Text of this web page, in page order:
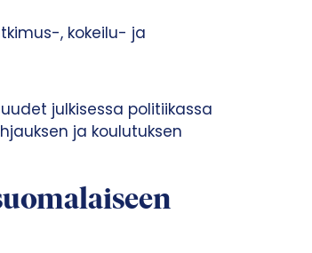
, kokeilu- ja
julkisessa politiikassa
ja koulutuksen